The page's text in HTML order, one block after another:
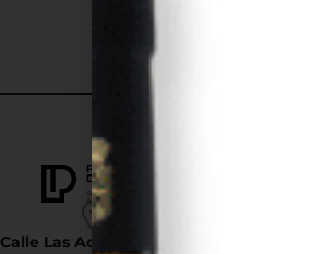
Calle Las Adelfas Nº6-B